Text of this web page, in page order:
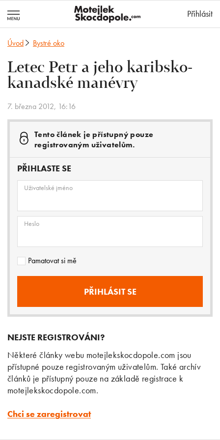
Přihlásit
Úvod Bystré oko
Letec Petr a jeho karibsko-
kanadské manévry
7. března 2012, 16:16
Tento článek je přístupný pouze
registrovaným uživatelům.
PŘIHLASTE SE
Uživatelské jméno
Heslo
Pamatovat si mě
NEJSTE REGISTROVÁNI?
Některé články webu motejlekskocdopole.com jsou
přístupné pouze registrovaným uživatelům. Také archív
článků je přístupný pouze na základě registrace k
motejlekskocdopole.com.
Chci se zaregistrovat